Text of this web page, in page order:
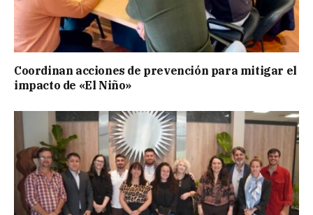
Coordinan acciones de prevención para mitigar el
impacto de «El Niño»